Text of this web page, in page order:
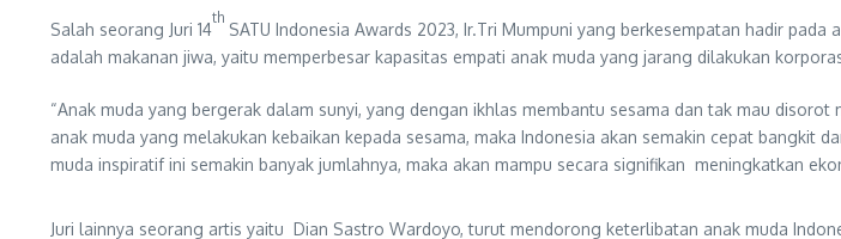
Salah seorang Juri 14
th
SATU Indonesia Awards 2023, Ir.Tri Mumpuni yang berkesempatan hadir
adalah makanan jiwa, yaitu memperbesar kapasitas empati anak muda yang jarang dilakukan
“Anak muda yang bergerak dalam sunyi, yang dengan ikhlas membantu sesama dan tak mau
anak muda yang melakukan kebaikan kepada sesama, maka Indonesia akan semakin cepat bangkit
muda inspiratif ini semakin banyak jumlahnya, maka akan mampu secara signifikan meningkatkan
Juri lainnya seorang artis yaitu Dian Sastro Wardoyo, turut mendorong keterlibatan anak muda